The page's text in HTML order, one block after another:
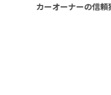
カーオーナーの信